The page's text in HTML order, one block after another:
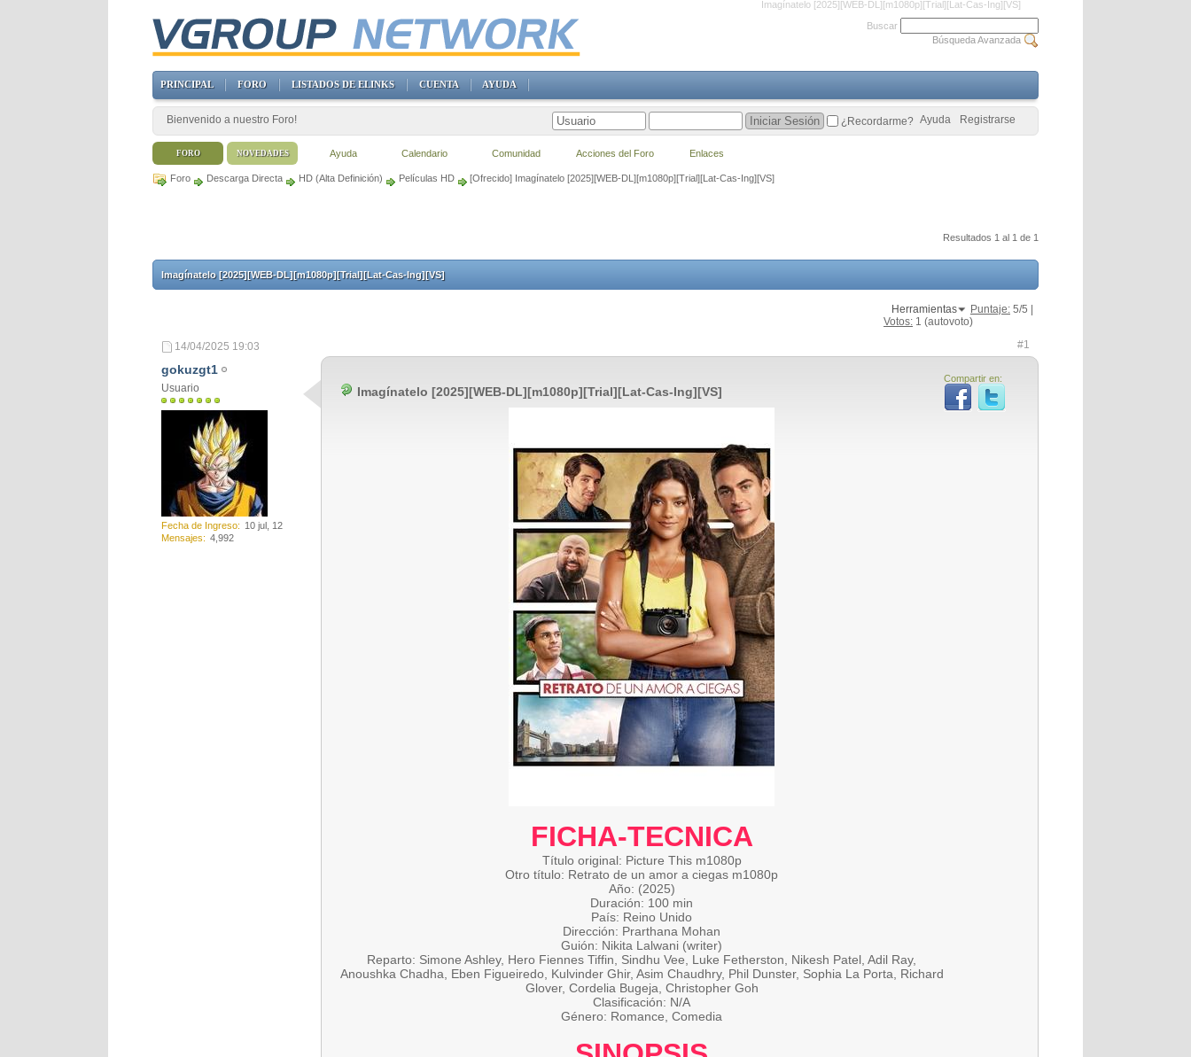
Imagínatelo [2025][WEB-DL][m1080p][Trial][Lat-Cas-Ing][VS]
Foro Descarga Directa HD (Alta Definición) Películas HD [Ofrecido] Imagínatelo [2025][WEB-DL][m1080p][Trial][Lat-Cas-Ing][VS]
Resultados 1 al 1 de 1
Imagínatelo [2025][WEB-DL][m1080p][Trial][Lat-Cas-Ing][VS]
Herramientas Puntaje: 5/5 |
Votos: 1 (autovoto)
14/04/2025 19:03 #1
gokuzgt1
Usuario
Fecha de Ingreso
10 jul, 12
Mensajes
4,992
Compartir en:
Imagínatelo [2025][WEB-DL][m1080p][Trial][Lat-Cas-Ing][VS]
FICHA-TECNICA
Título original: Picture This m1080p
Otro título: Retrato de un amor a ciegas m1080p
Año: (2025)
Duración: 100 min
País: Reino Unido
Dirección: Prarthana Mohan
Guión: Nikita Lalwani (writer)
Reparto: Simone Ashley, Hero Fiennes Tiffin, Sindhu Vee, Luke Fetherston, Nikesh Patel, Adil Ray,
Anoushka Chadha, Eben Figueiredo, Kulvinder Ghir, Asim Chaudhry, Phil Dunster, Sophia La Porta, Richard
Glover, Cordelia Bugeja, Christopher Goh
Clasificación: N/A
Género: Romance, Comedia
Buscar
Búsqueda Avanzada
PRINCIPAL FORO LISTADOS DE ELINKS CUENTA AYUDA
Bienvenido a nuestro Foro! Registrarse
Ayuda
¿Recordarme?
FORO Ayuda Calendario Comunidad Acciones del Foro Enlaces
NOVEDADES